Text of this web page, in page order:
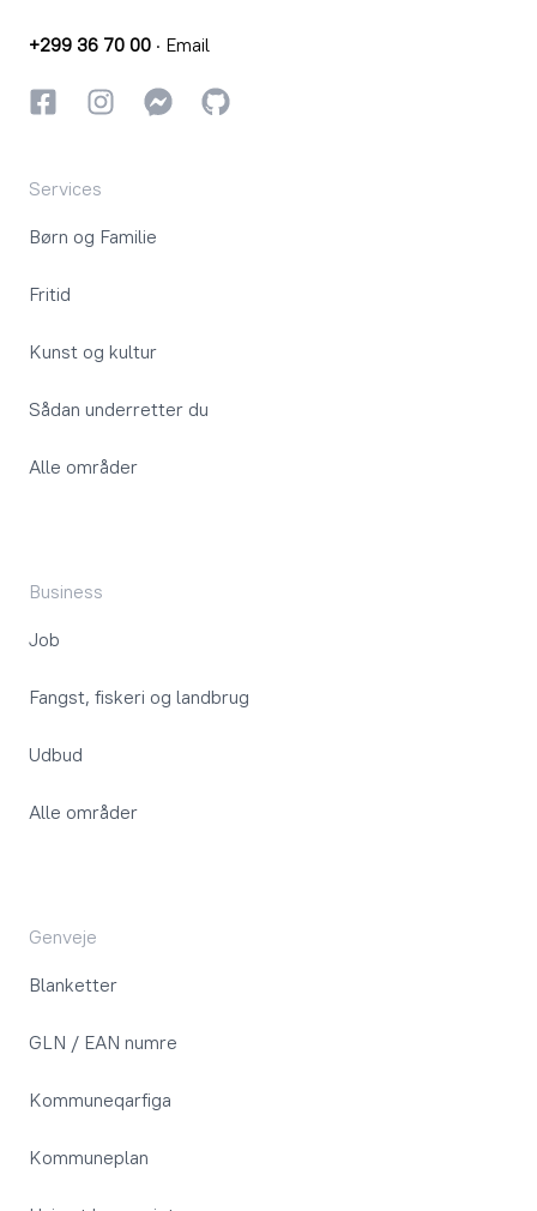
+299 36 70 00 · Email
FacebookInstagramInstagram
GitHub
Services
Børn og Familie
Fritid
Kunst og kultur
Sådan underretter du
Alle områder
Business
Job
Fangst, fiskeri og landbrug
Udbud
Alle områder
Genveje
Blanketter
GLN / EAN numre
Kommuneqarfiga
Kommuneplan